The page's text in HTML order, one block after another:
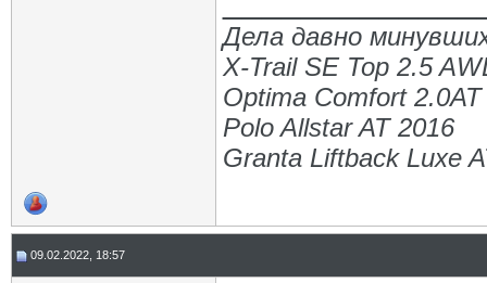
Дела давно
X-Trail SE Top 2.5
Optima Comfort
Polo Allstar AT 2016
Granta Liftback Luxe
09.02.2022, 18:57